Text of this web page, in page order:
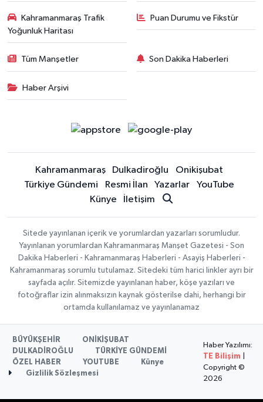
Kahramanmaraş Trafik
Yoğunluk Haritası
Puan Durumu ve Fikstür
Tüm Manşetler Son Dakika Haberleri
Haber Arşivi
Kahramanmaraş Dulkadiroğlu
Onikişubat
Türkiye Gündemi
Resmi İlan Yazarlar
YouTube
Künye
İletişim
Sitede yayınlanan içerik ve yorumlardan yazarları sorumludur.
Yayınlanan yorumlardan Kahramanmaraş Manşet Gazetesi - Son
Dakika Haberleri - Kahramanmaraş Haberleri - Asayiş Haberleri -
Kahramanmaraş sorumlu tutulamaz. Sitedeki tüm harici linkler ayrı bir
sayfada açılır. Sitemizde yayınlanan haber, köşe yazıları ve
fotoğraflar izin alınmaksızın kaynak gösterilse dahi, herhangi bir
ortamda kullanılamaz ve yayınlanamaz
BÜYÜKŞEHİR
ONİKİŞUBAT
DULKADİROĞLU
TÜRKİYE GÜNDEMİ
ÖZEL HABER
YOUTUBE
Künye
Gizlilik Sözleşmesi
Haber Yazılımı:
TE Bilişim
Copyright ©
2026